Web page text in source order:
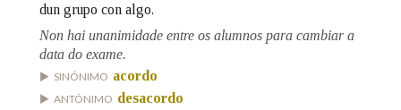
Contén
dun grupo con algo.
Non hai unanimidade entre os alumnos para cambiar a
data do exame.
SINÓNIMO acordo
ANTÓNIMO desacordo